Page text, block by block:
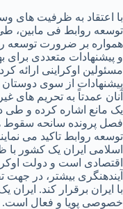
با اعتقاد به ظرفیت های
توسعه روابط فی مابین،
همواره بر ضرورت توسعه
و پیشنهادات متعددی برای
مسئولین اوکراینی ارائه
پیشنهادات از سوی دوستان
آنان عمدتاً به تحریم های
یک مانع اشاره کرده و طی
فصل پرونده سانحه سقوط
توسعه روابط تاکید می
اسلامی ایران یک کشور
اقتصادی است و دولت
آینده­نگری بیشتر، در جهت
با ایران برقرار کند.
خصوصی پویا و فعال است.